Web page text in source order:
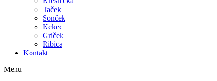
Taček
Sonček
Kekec
Griček
Ribica
Kontakt
Menu